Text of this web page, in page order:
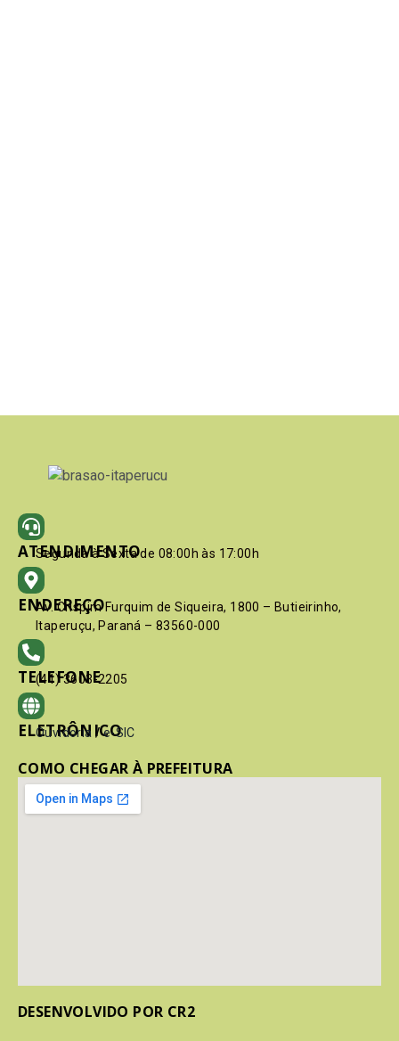
ATENDIMENTO
Segunda à Sexta de 08:00h às 17:00h
ENDEREÇO
Av. Crispim Furquim de Siqueira, 1800 – Butieirinho,
Itaperuçu, Paraná – 83560-000
TELEFONE
(41) 3603-2205
ELETRÔNICO
Ouvidoria / e-SIC
COMO CHEGAR À PREFEITURA
DESENVOLVIDO POR CR2